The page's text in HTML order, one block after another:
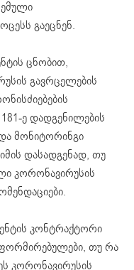
გაეცნენ.
ცნობით,
გავრცელების
ე დადგენილების
მონიტორინგი
დასადგენად, თუ
კორონავირუსის
კონტრაქტორი
თუ რა
კორონავირუსის